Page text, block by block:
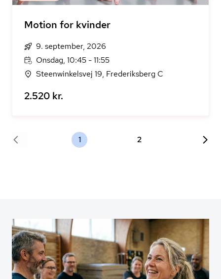
Motion for kvinder
9. september, 2026
Onsdag, 10:45 - 11:55
Steenwinkelsvej 19, Frederiksberg C
2.520 kr.
1 2